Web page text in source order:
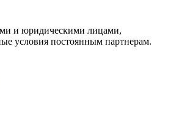
и юридическими лицами,
условия постоянным партнерам.